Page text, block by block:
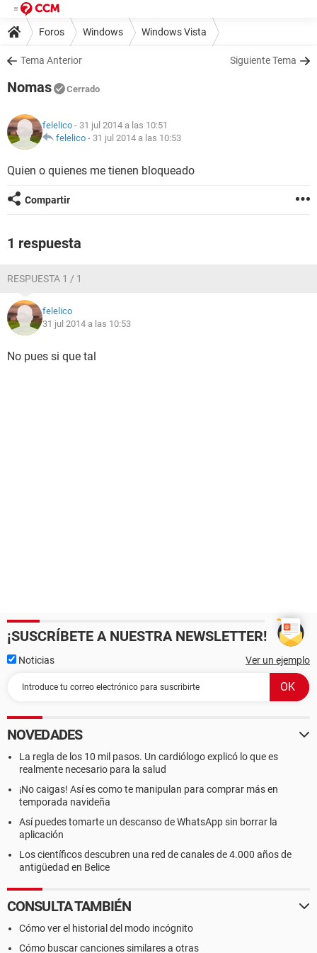
Foros Windows Windows Vista
Tema Anterior Siguiente Tema
Nomas Cerrado
felelico - 31 jul 2014 a las 10:51
felelico - 31 jul 2014 a las 10:53
Quien o quienes me tienen bloqueado
Compartir
1 respuesta
RESPUESTA 1 / 1
felelico
31 jul 2014 a las 10:53
No pues si que tal
¡SUSCRÍBETE A NUESTRA NEWSLETTER!
Noticias Ver un ejemplo
NOVEDADES
La regla de los 10 mil pasos. Un cardiólogo explicó lo que es
realmente necesario para la salud
¡No caigas! Así es como te manipulan para comprar más en
temporada navideña
Así puedes tomarte un descanso de WhatsApp sin borrar la
aplicación
Los científicos descubren una red de canales de 4.000 años de
antigüedad en Belice
CONSULTA TAMBIÉN
Cómo ver el historial del modo incógnito
Cómo buscar canciones similares a otras